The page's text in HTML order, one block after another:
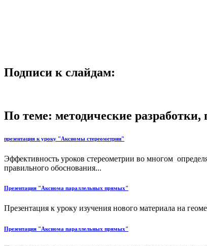
Подписи к слайдам:
По теме: методические
презентация к уроку "Аксиомы стереометрии"
Эффективность уроков стереометрии во многом
правильного обоснования...
Презентация "Аксиома параллельных прямых"
Презентация к уроку изучения нового материала на
Презентация "Аксиома параллельных прямых"